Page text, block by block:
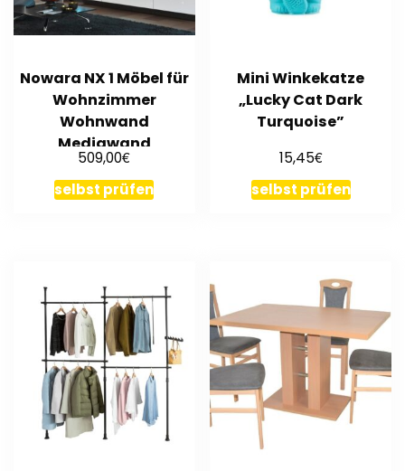
Nowara NX 1 Möbel für
Wohnzimmer
Wohnwand
Mediawand
Schrankwand
Wohnschrank Weiß
509,00€
selbst prüfen
Mini Winkekatze
„Lucky Cat Dark
Turquoise”
15,45€
selbst prüfen